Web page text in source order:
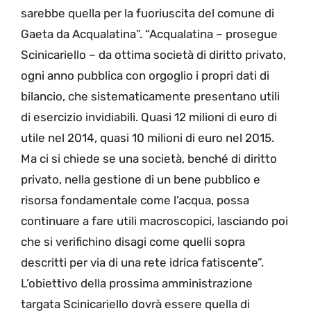
sarebbe quella per la fuoriuscita del comune di
Gaeta da Acqualatina”. “Acqualatina – prosegue
Scinicariello – da ottima società di diritto privato,
ogni anno pubblica con orgoglio i propri dati di
bilancio, che sistematicamente presentano utili
di esercizio invidiabili. Quasi 12 milioni di euro di
utile nel 2014, quasi 10 milioni di euro nel 2015.
Ma ci si chiede se una società, benché di diritto
privato, nella gestione di un bene pubblico e
risorsa fondamentale come l’acqua, possa
continuare a fare utili macroscopici, lasciando poi
che si verifichino disagi come quelli sopra
descritti per via di una rete idrica fatiscente”.
L’obiettivo della prossima amministrazione
targata Scinicariello dovrà essere quella di